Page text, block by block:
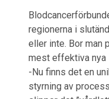
regionerna i
eller inte. Bor man
mest effektiva nya
-Nu finns det en
styrning av